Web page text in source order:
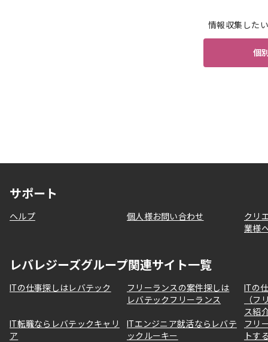
情報収集した
個
サポート
ヘルプ 個人様お問い合わせ
クリ
業様
レバレジーズグループ関連サイト一覧
ITの仕事探しはレバテック
フリーランスの案件探しは
レバテックフリーランス
ITの
（フ
ス紹
IT転職ならレバテックキャリ
ア
ITエンジニア就活ならレバテ
ックルーキー
フリ
トす